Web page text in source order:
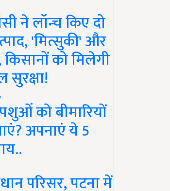
ने लॉन्च किए दो
'मित्सुकी' और
को मिलेगी
को बीमारियों
अपनाएं ये 5
परिसर, पटना में